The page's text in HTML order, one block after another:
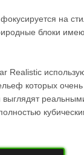
на
блоки
Realistic
которых очень